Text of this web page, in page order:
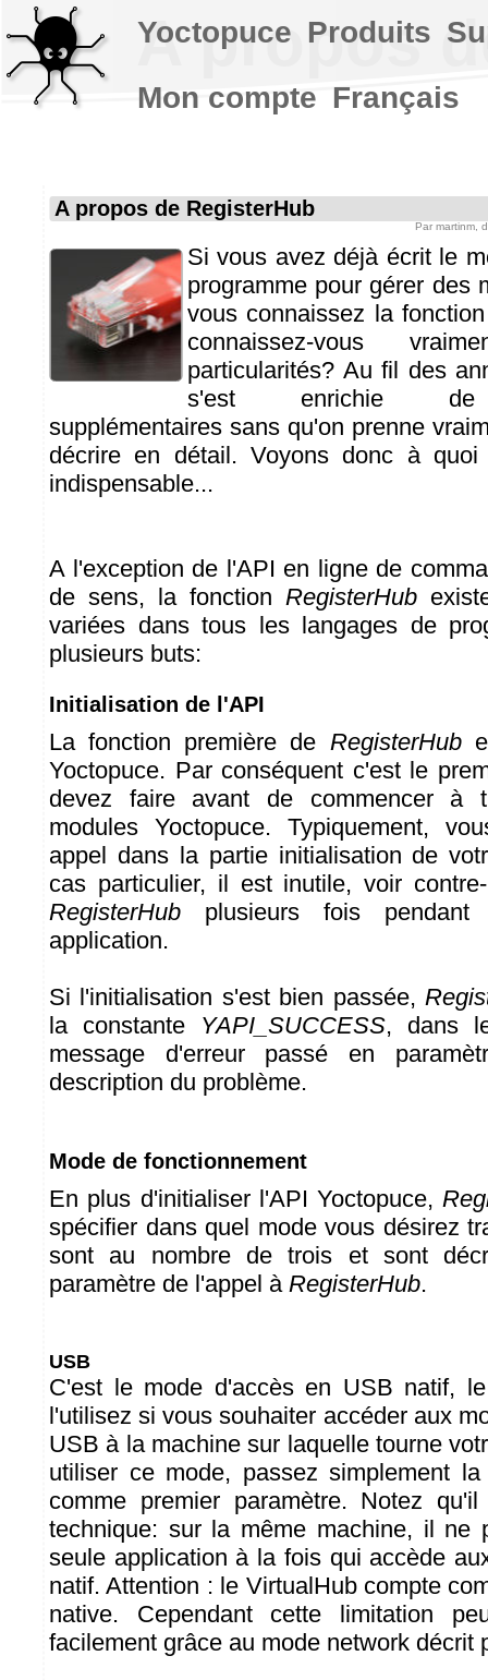
A propos
A propos de RegisterHub
Par martinm ,
Si vous avez déjà écrit le
programme pour gérer des
vous connaissez la
connaissez-vous
particularités? Au fil des
s'est enrichie de
supplémentaires sans qu'on prenne
décrire en détail. Voyons donc à
indispensable...
A l'exception de l'API en ligne de
de sens, la fonction RegisterHub
variées dans tous les langages de
plusieurs buts:
Initialisation de l'API
La fonction première de RegisterHub
Yoctopuce. Par conséquent c'est le
devez faire avant de commencer à
modules Yoctopuce. Typiquement,
appel dans la partie initialisation de
cas particulier, il est inutile, voir
RegisterHub plusieurs fois
application.
Si l'initialisation s'est bien passée,
la constante YAPI_SUCCESS, dans
message d'erreur passé en
description du problème.
Mode de fonctionnement
En plus d'initialiser l'API Yoctopuce,
spécifier dans quel mode vous désirez
sont au nombre de trois et sont
paramètre de l'appel à RegisterHub.
USB
C'est le mode d'accès en USB natif,
l'utilisez si vous souhaiter accéder aux
USB à la machine sur laquelle tourne
utiliser ce mode, passez simplement
comme premier paramètre. Notez
technique: sur la même machine, il ne
seule application à la fois qui accède
natif. Attention : le VirtualHub compte
native. Cependant cette limitation
facilement grâce au mode network décrit
Yoctopuce Produits
Mon compte Français